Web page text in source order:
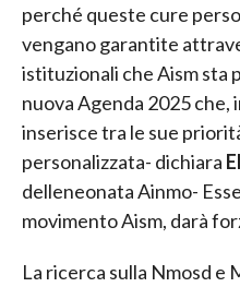
perché queste cure
vengano garantite
istituzionali che Aism sta
nuova Agenda 2025
inserisce tra le sue
personalizzata- dichiara
delleneonata Ainmo-
movimento Aism, darà
La ricerca sulla Nmosd e